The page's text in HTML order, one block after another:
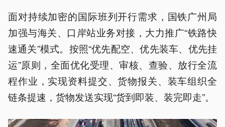
面对持续加密的国际班列开行需求，国铁广州局
加强与海关、口岸站业务对接，大力推广“铁路快
速通关”模式。按照“优先配空、优先装车、优先挂
运”原则，全面优化受理、审核、查验、放行全流
程作业，实现资料提交、货物报关、装车组织全
链条提速，货物发送实现“货到即装、装完即走”。